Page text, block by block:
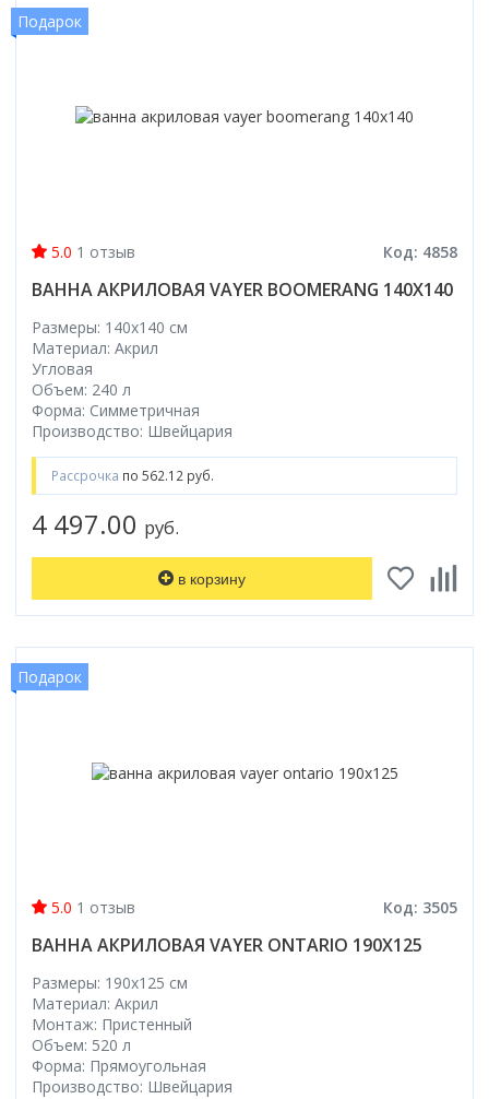
Подарок
5.0 1 отзыв Код: 4858
ВАННА АКРИЛОВАЯ VAYER BOOMERANG 140X140
Размеры: 140x140 cм
Материал: Акрил
Угловая
Объем: 240 л
Форма: Симметричная
Производство: Швейцария
Рассрочка по 562.12 руб.
4 497.00 руб.
в корзину
Подарок
5.0 1 отзыв Код: 3505
ВАННА АКРИЛОВАЯ VAYER ONTARIO 190X125
Размеры: 190x125 cм
Материал: Акрил
Монтаж: Пристенный
Объем: 520 л
Форма: Прямоугольная
Производство: Швейцария